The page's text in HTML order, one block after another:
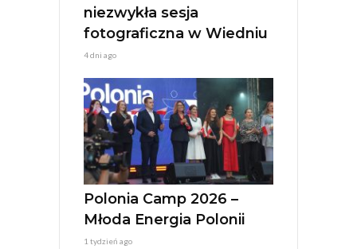
niezwykła sesja
fotograficzna w Wiedniu
4 dni ago
Polonia Camp 2026 –
Młoda Energia Polonii
1 tydzień ago